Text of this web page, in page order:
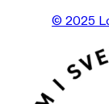
© 2025